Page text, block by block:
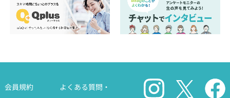
会員規約
よくある質問・